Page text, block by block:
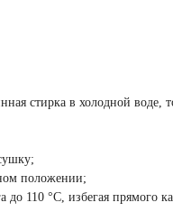
стирка в холодной воде,
положении;
до 110 °C, избегая прямого